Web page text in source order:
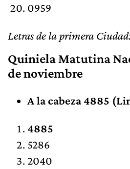
0959
Letras de la primera
Quiniela Matutina
de noviembre
A la cabeza 4885
4885
5286
2040